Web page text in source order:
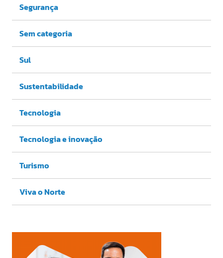
Segurança
Sem categoria
Sul
Sustentabilidade
Tecnologia
Tecnologia e inovação
Turismo
Viva o Norte